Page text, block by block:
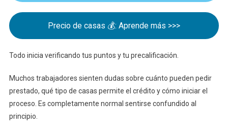
Precio de casas 💰: Aprende más >>>
Todo inicia verificando tus puntos y tu precalificación.
Muchos trabajadores sienten dudas sobre cuánto pueden pedir
prestado, qué tipo de casas permite el crédito y cómo iniciar el
proceso. Es completamente normal sentirse confundido al
principio.